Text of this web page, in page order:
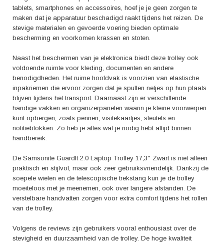
Kortom, de Samsonite GuardIt 2.0 Laptop Trolley 17,3'' Zwart is de
ideale reisgenoot voor de moderne professional. Met zijn stijlvolle
design, optimale bescherming en georganiseerde opbergruimte biedt
deze trolley alles wat je nodig hebt voor zowel zakenreizen als
en reis in stijl!
tablets, smartphones en accessoires, hoef je je geen zorgen te
maken dat je apparatuur beschadigd raakt tijdens het reizen. De
stevige materialen en gevoerde voering bieden optimale
bescherming en voorkomen krassen en stoten.
Naast het beschermen van je elektronica biedt deze trolley ook
voldoende ruimte voor kleding, documenten en andere
benodigdheden. Het ruime hoofdvak is voorzien van elastische
inpakriemen die ervoor zorgen dat je spullen netjes op hun plaats
blijven tijdens het transport. Daarnaast zijn er verschillende
handige vakken en organizerpanelen waarin je kleine voorwerpen
kunt opbergen, zoals pennen, visitekaartjes, sleutels en
notitieblokken. Zo heb je alles wat je nodig hebt altijd binnen
handbereik.
De Samsonite GuardIt 2.0 Laptop Trolley 17,3'' Zwart is niet alleen
praktisch en stijlvol, maar ook zeer gebruiksvriendelijk. Dankzij de
soepele wielen en de telescopische trekstang kun je de trolley
moeiteloos met je meenemen, ook over langere afstanden. De
verstelbare handvatten zorgen voor extra comfort tijdens het rollen
van de trolley.
Volgens de reviews zijn gebruikers vooral enthousiast over de
stevigheid en duurzaamheid van de trolley. De hoge kwaliteit